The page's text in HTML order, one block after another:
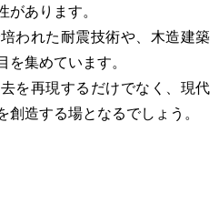
あります。
われた耐震技術や、木造建築
集めています。
を再現するだけでなく、現代
造する場となるでしょう。